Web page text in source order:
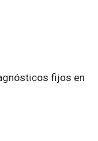
fijos en